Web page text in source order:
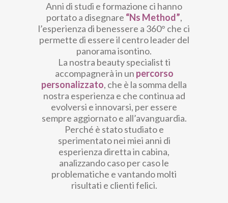
Anni di studi e formazione ci hanno
portato a disegnare “Ns Method”,
l’esperienza di benessere a 360° che ci
permette di essere il centro leader del
panorama isontino.
La nostra beauty specialist ti
accompagnerà in un percorso
personalizzato, che è la somma della
nostra esperienza e che continua ad
evolversi e innovarsi, per essere
sempre aggiornato e all’avanguardia.
Perché è stato studiato e
sperimentato nei miei anni di
esperienza diretta in cabina,
analizzando caso per caso le
problematiche e vantando molti
risultati e clienti felici.